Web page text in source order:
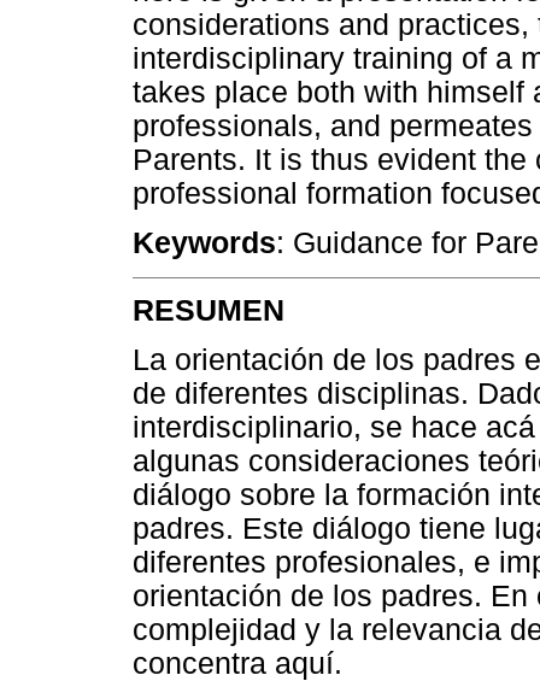
considerations and
interdisciplinary training of a
takes place both with himself
professionals, and
Parents. It is thus evident
professional formation
Keywords: Guidance for
RESUMEN
La orientación de los padres
de diferentes disciplinas.
interdisciplinario, se hace
algunas consideraciones
diálogo sobre la formación
padres. Este diálogo tiene
diferentes profesionales, e
orientación de los padres.
complejidad y la relevancia
concentra aquí.